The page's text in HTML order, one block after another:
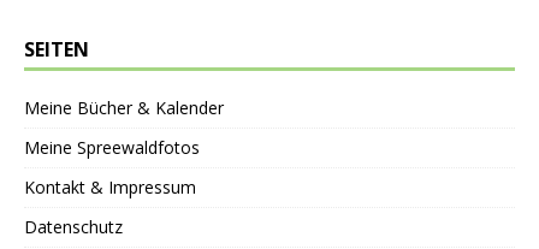
SEITEN
Meine Bücher & Kalender
Meine Spreewaldfotos
Kontakt & Impressum
Datenschutz